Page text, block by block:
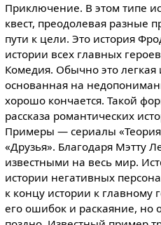
Приключение. В этом типе
квест, преодолевая разные
пути к цели. Это история
истории всех главных
Комедия. Обычно это легкая
основанная на
хорошо кончается. Такой
рассказа романтических
Примеры — сериалы
«Друзья». Благодаря Мэтту
известными на весь мир.
истории негативных
к концу истории к
его ошибок и раскаяние, но